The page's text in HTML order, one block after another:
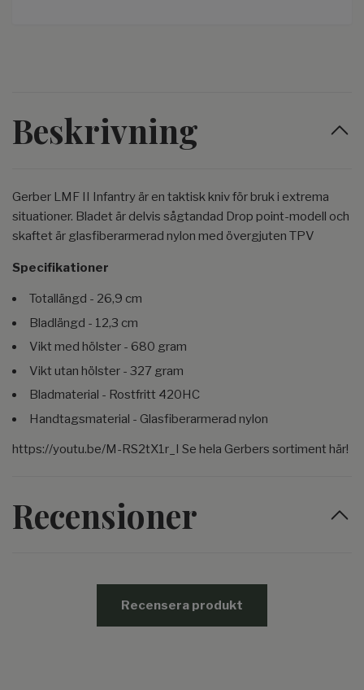
Beskrivning
Gerber LMF II Infantry är en taktisk kniv för bruk i extrema
situationer. Bladet är delvis sågtandad Drop point-modell och
skaftet är glasfiberarmerad nylon med övergjuten TPV
Specifikationer
Totallängd - 26,9 cm
Bladlängd - 12,3 cm
Vikt med hölster - 680 gram
Vikt utan hölster - 327 gram
Bladmaterial - Rostfritt 420HC
Handtagsmaterial - Glasfiberarmerad nylon
https://youtu.be/M-RS2tX1r_I Se hela Gerbers sortiment här!
Recensioner
Recensera produkt